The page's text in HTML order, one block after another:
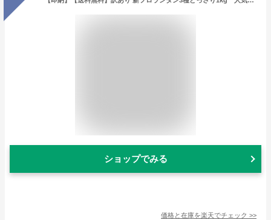
ショップでみる
価格と在庫を楽天でチェック >>